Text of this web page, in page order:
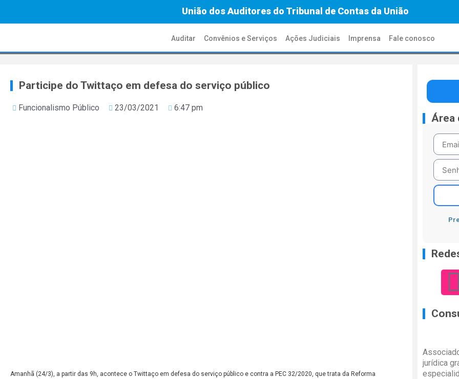
União dos Auditores do Tribunal de Contas da União
Auditar Convênios e Serviços Ações Judiciais Imprensa Fale conosco
Participe do Twittaço em defesa do serviço público
Funcionalismo Público 23/03/2021 6:47 pm
Amanhã (24/3), a partir das 9h, acontece o Twittaço em defesa do serviço público e contra a PEC 32/2020, que trata da Reforma
Área
jurídica